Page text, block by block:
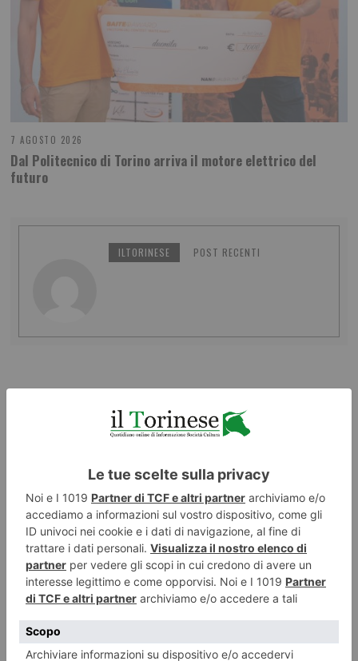
7 AGOSTO 2026
Dal Politecnico di Torino arriva il motore elettrico del
futuro
ILTORINESE POST RECENTI
LASCIA UN COMMENTO